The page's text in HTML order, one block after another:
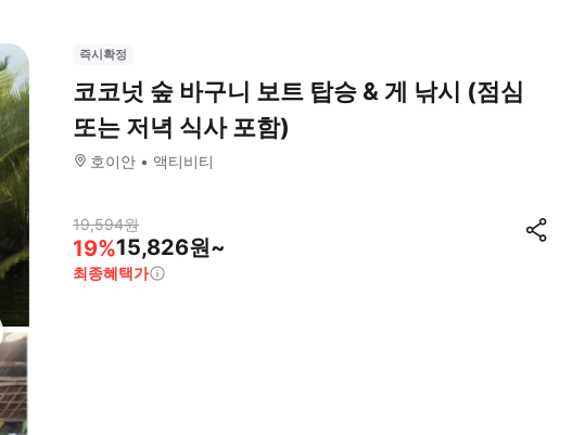
즉시확정
코코넛 숲 바구니 보트 탑승 & 게 낚시 (점심
또는 저녁 식사 포함)
호이안 액티비티
19,594원
19%15,826원~
최종혜택가